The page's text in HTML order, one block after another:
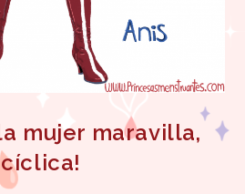
mujer maravilla,